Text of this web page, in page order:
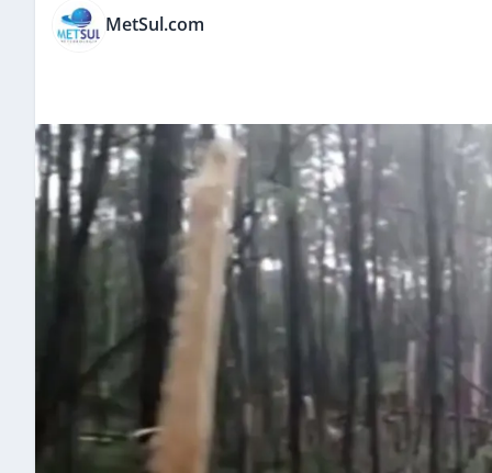
MetSul.com